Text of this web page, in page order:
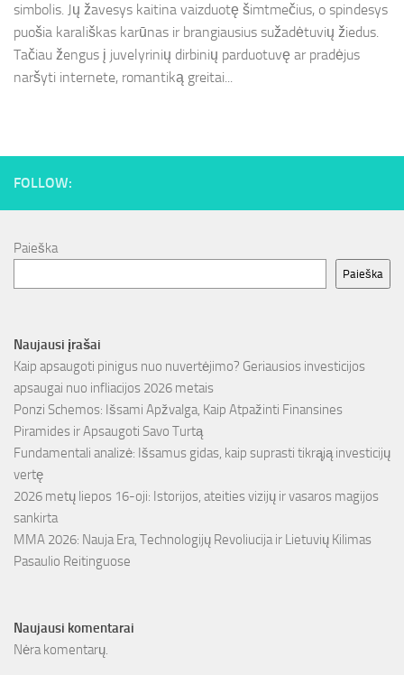
simbolis. Jų žavesys kaitina vaizduotę šimtmečius, o spindesys
puošia karališkas karūnas ir brangiausius sužadėtuvių žiedus.
Tačiau žengus į juvelyrinių dirbinių parduotuvę ar pradėjus
naršyti internete, romantiką greitai...
FOLLOW:
Paieška
Paieška
Naujausi įrašai
Kaip apsaugoti pinigus nuo nuvertėjimo? Geriausios investicijos
apsaugai nuo infliacijos 2026 metais
Ponzi Schemos: Išsami Apžvalga, Kaip Atpažinti Finansines
Piramides ir Apsaugoti Savo Turtą
Fundamentali analizė: Išsamus gidas, kaip suprasti tikrąją investicijų
vertę
2026 metų liepos 16-oji: Istorijos, ateities vizijų ir vasaros magijos
sankirta
MMA 2026: Nauja Era, Technologijų Revoliucija ir Lietuvių Kilimas
Pasaulio Reitinguose
Naujausi komentarai
Nėra komentarų.